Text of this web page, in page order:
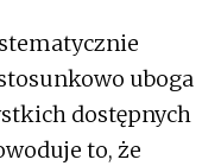
uboga
dostępnych
to, że